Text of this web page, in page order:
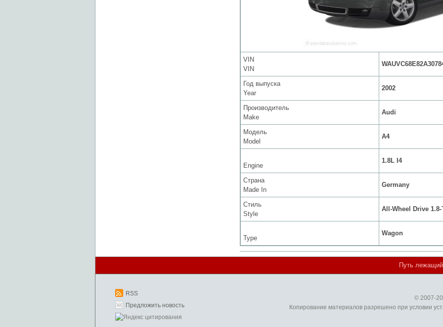
VIN
VIN
Год выпуска
Year
2002
Производитель
Make
Audi
Модель
Model
A4
Engine
1.8L I4
Страна
Made In
Germany
Стиль
Style
All-Wheel Drive 1.8-
Type
Wagon
Путь
RSS
Предложить новость
© 2007-
Копирование материалов разрешено при условии